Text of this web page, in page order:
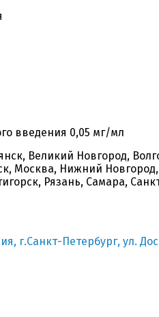
введения 0,05 мг/мл
Великий Новгород,
Москва, Нижний
Рязань, Самара,
г.Санкт-Петербург, ул.